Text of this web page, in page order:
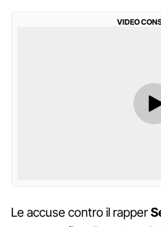
VIDEO
Le accuse contro il rapper